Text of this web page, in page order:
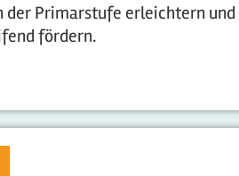
der Primarstufe erleichtern
fördern.